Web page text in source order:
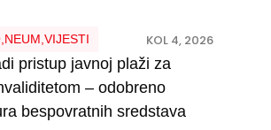
, NEUM VIJESTI KOL 4, 2026
pristup javnoj plaži za
– odobreno
bespovratnih sredstava